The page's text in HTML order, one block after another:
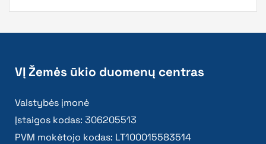
VĮ Žemės ūkio duomenų centras
Valstybės įmonė
Įstaigos kodas: 306205513
PVM mokėtojo kodas: LT100015583514